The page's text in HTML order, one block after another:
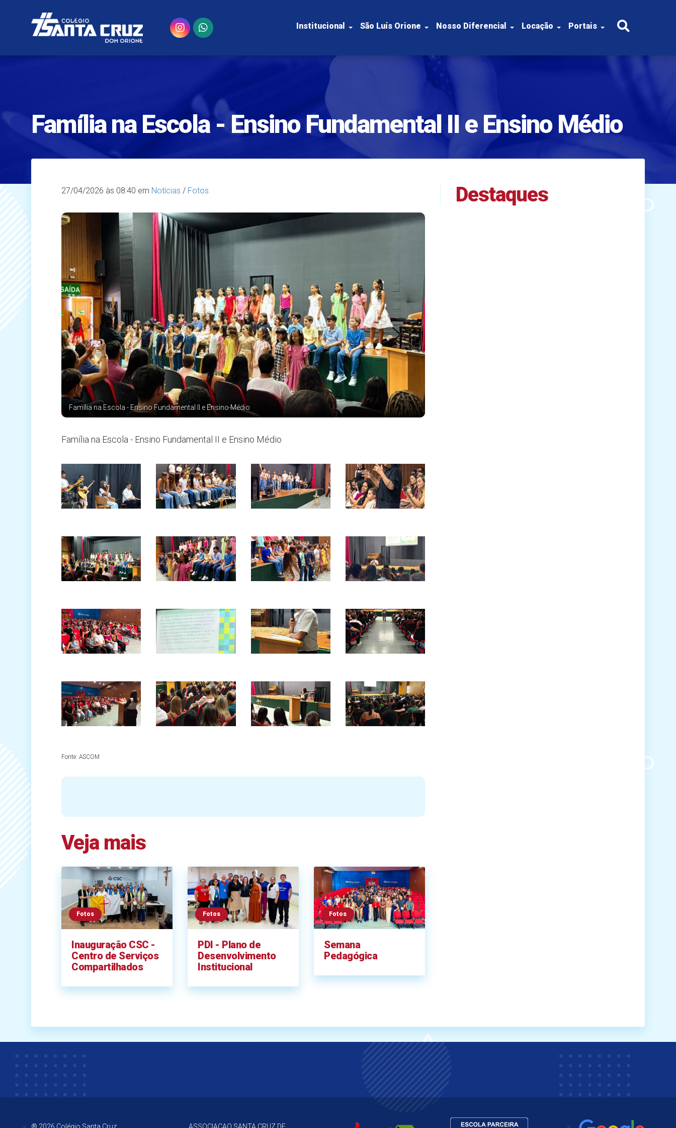
Institucional São Luís Orione Nosso Diferencial Locação Portais
Família na Escola - Ensino Fundamental II e Ensino Médio
27/04/2026 às 08:40 em Notícias / Fotos
Família na Escola - Ensino Fundamental II e Ensino Médio
Família na Escola - Ensino Fundamental II e Ensino Médio
Fonte: ASCOM
Veja mais
Fotos
Inauguração CSC -
Centro de Serviços
Compartilhados
Fotos
PDI - Plano de
Desenvolvimento
Institucional
Fotos
Semana
Pedagógica
Destaques